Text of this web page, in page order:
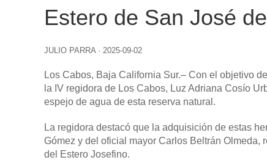
Estero de San José
JULIO PARRA · 2025-09-02
Los Cabos, Baja California Sur.– Con el objetivo
la IV regidora de Los Cabos, Luz Adriana Cosío
espejo de agua de esta reserva natural.
La regidora destacó que la adquisición de estas
Gómez y del oficial mayor Carlos Beltrán Olmeda,
del Estero Josefino.